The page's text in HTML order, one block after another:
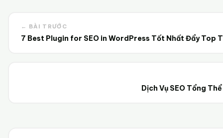
← BÀI TRƯỚC
7 Best Plugin for SEO in WordPress Tốt Nhất Đẩy Top
Dịch Vụ SEO Tổng